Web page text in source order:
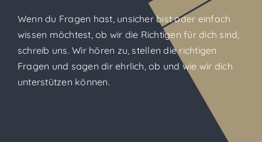
Blog
Wenn du Fragen hast, unsicher bist oder einfach
wissen möchtest, ob wir die Richtigen für dich sind,
schreib uns. Wir hören zu, stellen die richtigen
Fragen und sagen dir ehrlich, ob und wie wir dich
unterstützen können.